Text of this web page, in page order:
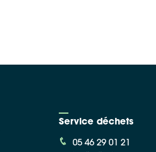
Service déchets
05 46 29 01 21